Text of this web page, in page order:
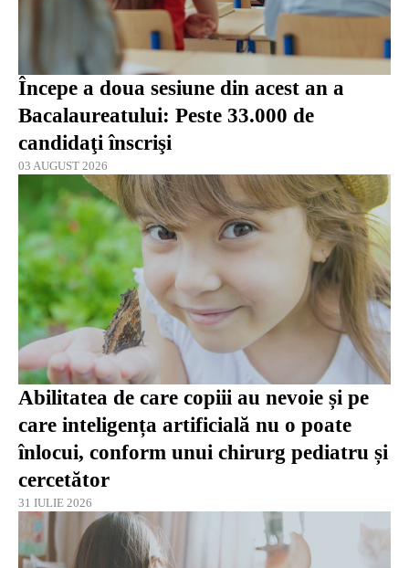
Începe a doua sesiune din acest an a
Bacalaureatului: Peste 33.000 de
candidaţi înscrişi
03 AUGUST 2026
Abilitatea de care copiii au nevoie și pe
care inteligența artificială nu o poate
înlocui, conform unui chirurg pediatru și
cercetător
31 IULIE 2026